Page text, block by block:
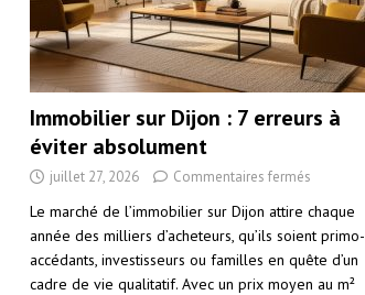
Immobilier sur Dijon : 7 erreurs à
éviter absolument
juillet 27, 2026 Commentaires fermés
Le marché de l’immobilier sur Dijon attire chaque
année des milliers d’acheteurs, qu’ils soient primo-
accédants, investisseurs ou familles en quête d’un
cadre de vie qualitatif. Avec un prix moyen au m²